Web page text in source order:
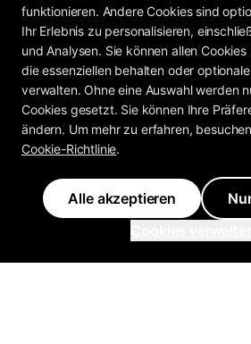
funktionieren. Andere Cookies sind
Ihr Erlebnis zu personalisieren,
und Analysen. Sie können allen
die essenziellen behalten oder
verwalten. Ohne eine Auswahl werden
Cookies gesetzt. Sie können Ihre
ändern. Um mehr zu erfahren,
Cookie-Richtlinie.
Alle akzeptieren